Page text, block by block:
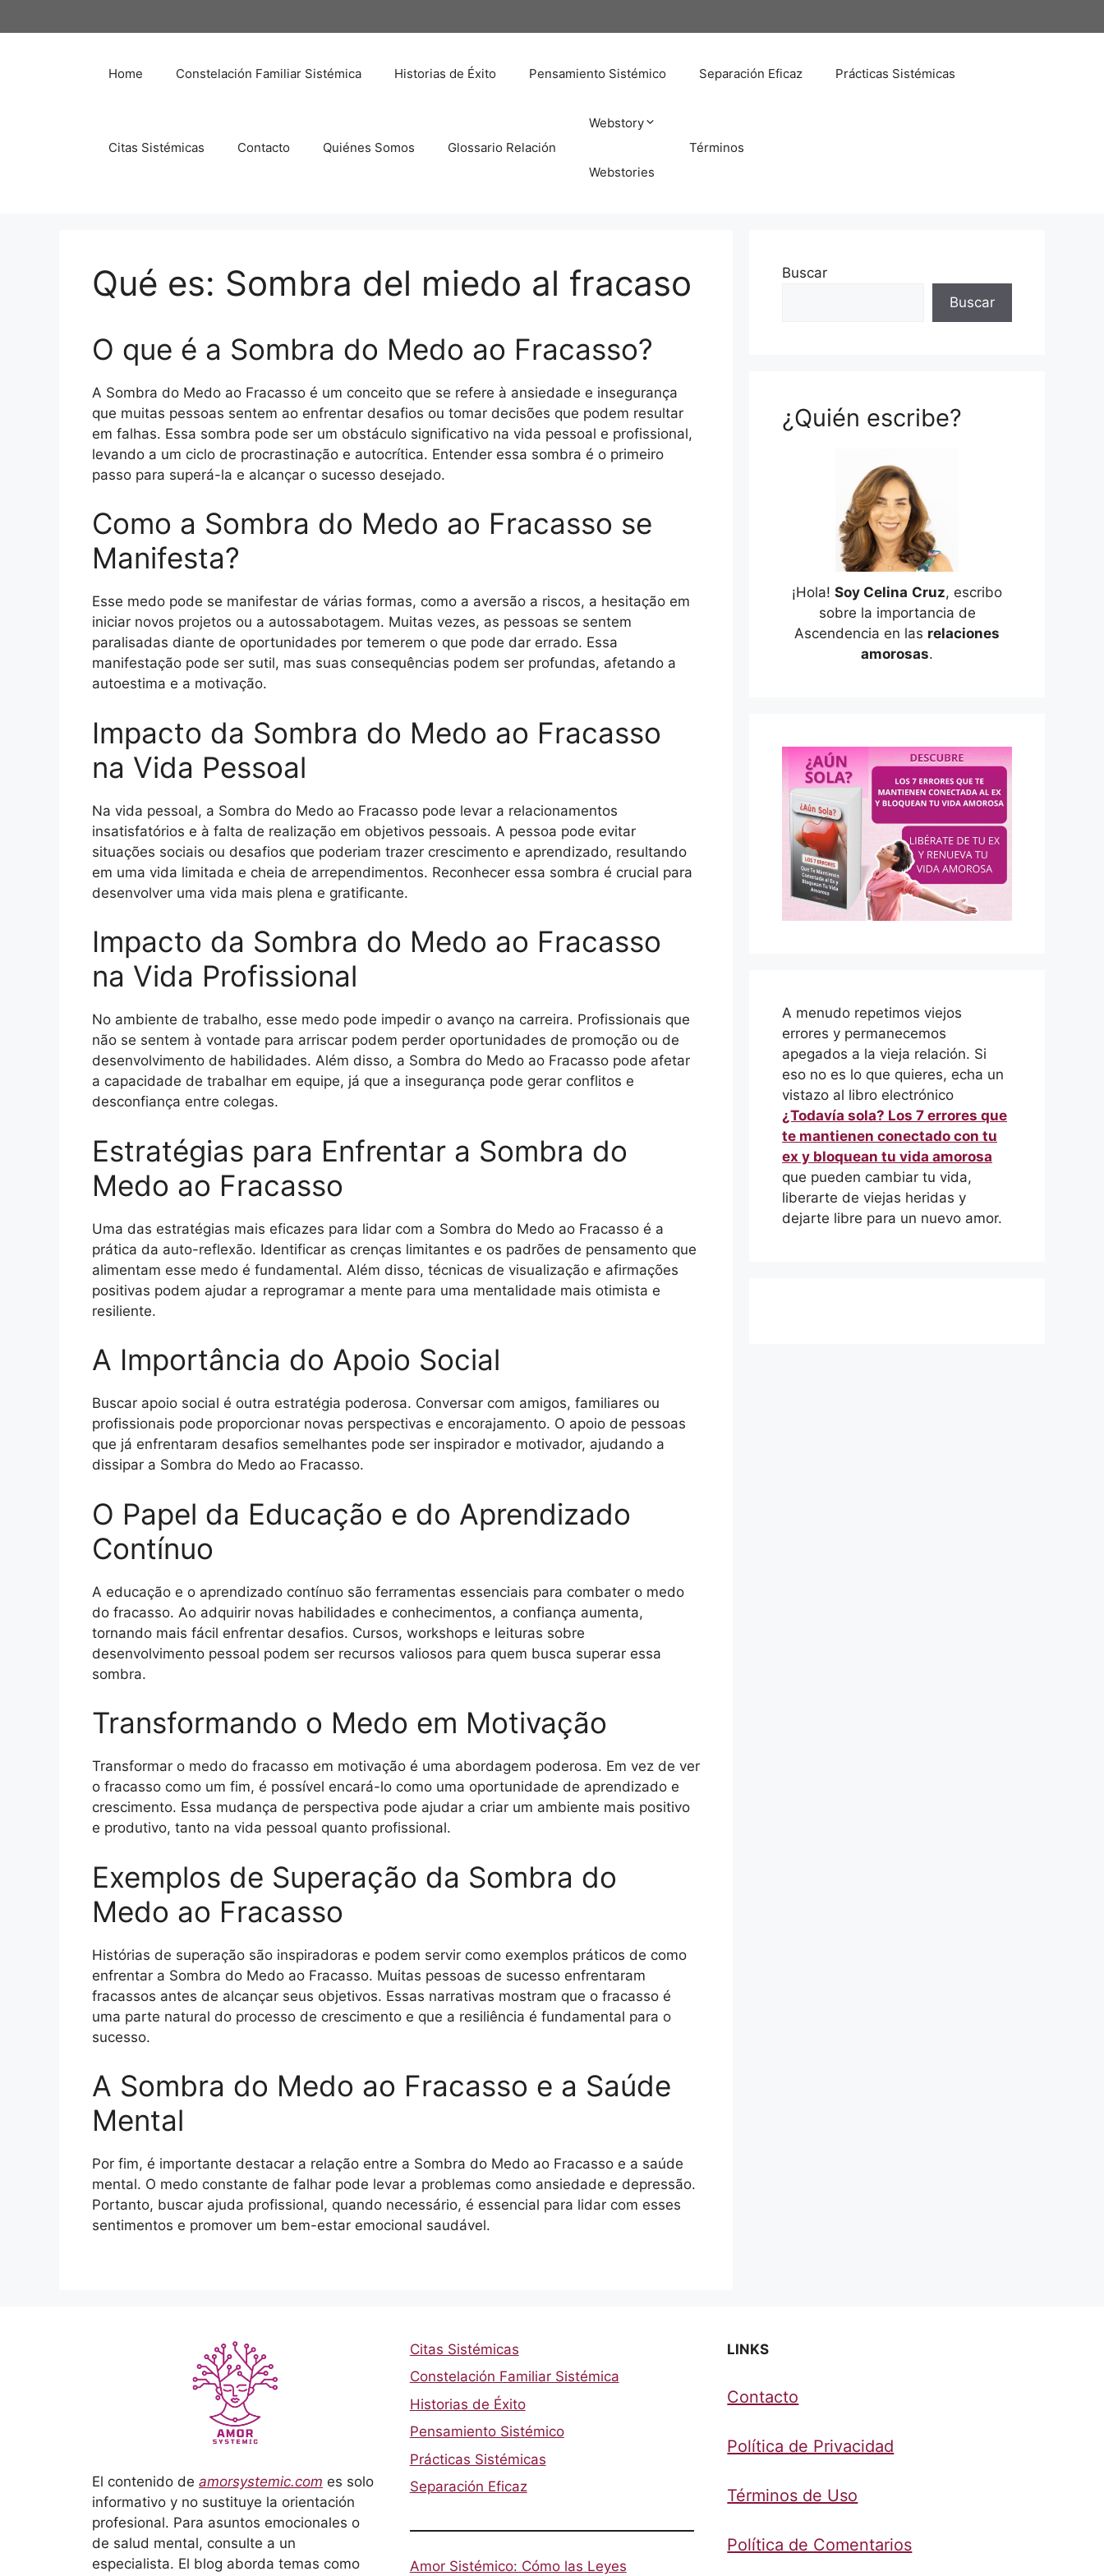
al
Home Constelación Familiar Sistémica Historias de Éxito Pensamiento Sistémico Separación Eficaz Prácticas Sistémicas
Citas Sistémicas Contacto Quiénes Somos Glossario Relación
Webstory
Webstories
Términos
Qué es: Sombra del miedo al fracaso
O que é a Sombra do Medo ao Fracasso?
A Sombra do Medo ao Fracasso é um conceito que se refere à ansiedade e insegurança
que muitas pessoas sentem ao enfrentar desafios ou tomar decisões que podem resultar
em falhas. Essa sombra pode ser um obstáculo significativo na vida pessoal e profissional,
levando a um ciclo de procrastinação e autocrítica. Entender essa sombra é o primeiro
passo para superá-la e alcançar o sucesso desejado.
Como a Sombra do Medo ao Fracasso se
Manifesta?
Esse medo pode se manifestar de várias formas, como a aversão a riscos, a hesitação em
iniciar novos projetos ou a autossabotagem. Muitas vezes, as pessoas se sentem
paralisadas diante de oportunidades por temerem o que pode dar errado. Essa
manifestação pode ser sutil, mas suas consequências podem ser profundas, afetando a
autoestima e a motivação.
Impacto da Sombra do Medo ao Fracasso
na Vida Pessoal
Na vida pessoal, a Sombra do Medo ao Fracasso pode levar a relacionamentos
insatisfatórios e à falta de realização em objetivos pessoais. A pessoa pode evitar
situações sociais ou desafios que poderiam trazer crescimento e aprendizado, resultando
em uma vida limitada e cheia de arrependimentos. Reconhecer essa sombra é crucial para
desenvolver uma vida mais plena e gratificante.
Impacto da Sombra do Medo ao Fracasso
na Vida Profissional
No ambiente de trabalho, esse medo pode impedir o avanço na carreira. Profissionais que
não se sentem à vontade para arriscar podem perder oportunidades de promoção ou de
desenvolvimento de habilidades. Além disso, a Sombra do Medo ao Fracasso pode afetar
a capacidade de trabalhar em equipe, já que a insegurança pode gerar conflitos e
desconfiança entre colegas.
Estratégias para Enfrentar a Sombra do
Medo ao Fracasso
Uma das estratégias mais eficazes para lidar com a Sombra do Medo ao Fracasso é a
prática da auto-reflexão. Identificar as crenças limitantes e os padrões de pensamento que
alimentam esse medo é fundamental. Além disso, técnicas de visualização e afirmações
positivas podem ajudar a reprogramar a mente para uma mentalidade mais otimista e
resiliente.
A Importância do Apoio Social
Buscar apoio social é outra estratégia poderosa. Conversar com amigos, familiares ou
profissionais pode proporcionar novas perspectivas e encorajamento. O apoio de pessoas
que já enfrentaram desafios semelhantes pode ser inspirador e motivador, ajudando a
dissipar a Sombra do Medo ao Fracasso.
O Papel da Educação e do Aprendizado
Contínuo
A educação e o aprendizado contínuo são ferramentas essenciais para combater o medo
do fracasso. Ao adquirir novas habilidades e conhecimentos, a confiança aumenta,
tornando mais fácil enfrentar desafios. Cursos, workshops e leituras sobre
desenvolvimento pessoal podem ser recursos valiosos para quem busca superar essa
sombra.
Transformando o Medo em Motivação
Transformar o medo do fracasso em motivação é uma abordagem poderosa. Em vez de ver
o fracasso como um fim, é possível encará-lo como uma oportunidade de aprendizado e
crescimento. Essa mudança de perspectiva pode ajudar a criar um ambiente mais positivo
e produtivo, tanto na vida pessoal quanto profissional.
Exemplos de Superação da Sombra do
Medo ao Fracasso
Histórias de superação são inspiradoras e podem servir como exemplos práticos de como
enfrentar a Sombra do Medo ao Fracasso. Muitas pessoas de sucesso enfrentaram
fracassos antes de alcançar seus objetivos. Essas narrativas mostram que o fracasso é
uma parte natural do processo de crescimento e que a resiliência é fundamental para o
sucesso.
A Sombra do Medo ao Fracasso e a Saúde
Mental
Por fim, é importante destacar a relação entre a Sombra do Medo ao Fracasso e a saúde
mental. O medo constante de falhar pode levar a problemas como ansiedade e depressão.
Portanto, buscar ajuda profissional, quando necessário, é essencial para lidar com esses
sentimentos e promover um bem-estar emocional saudável.
Buscar
Buscar
¿Quién escribe?
¡Hola! Soy Celina Cruz, escribo
sobre la importancia de
Ascendencia en las relaciones
amorosas.
A menudo repetimos viejos
errores y permanecemos
apegados a la vieja relación. Si
eso no es lo que quieres, echa un
vistazo al libro electrónico
¿Todavía sola? Los 7 errores que
te mantienen conectado con tu
ex y bloquean tu vida amorosa
que pueden cambiar tu vida,
liberarte de viejas heridas y
dejarte libre para un nuevo amor.
El contenido de amorsystemic.com es solo
informativo y no sustituye la orientación
profesional. Para asuntos emocionales o
de salud mental, consulte a un
especialista. El blog aborda temas como
Citas Sistémicas
Constelación Familiar Sistémica
Historias de Éxito
Pensamiento Sistémico
Prácticas Sistémicas
Separación Eficaz
Amor Sistémico: Cómo las Leyes
LINKS
Contacto
Política de Privacidad
Términos de Uso
Política de Comentarios